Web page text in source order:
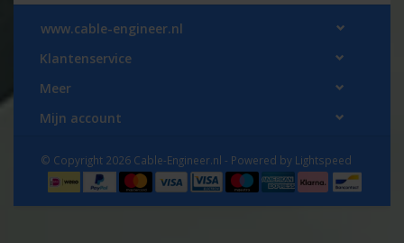
www.cable-engineer.nl
Klantenservice
Meer
Mijn account
© Copyright 2026 Cable-Engineer.nl - Powered by Lightspeed